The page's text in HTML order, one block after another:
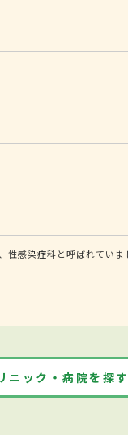
感染症科と呼ばれていま
ニック・病院を探す